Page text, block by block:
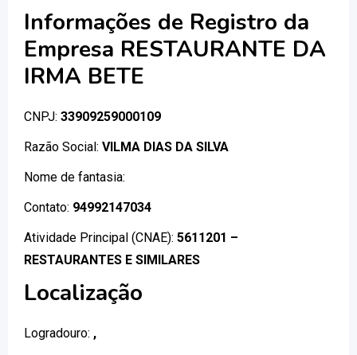
Informações de Registro da
Empresa RESTAURANTE DA
IRMA BETE
CNPJ: 33909259000109
Razão Social: VILMA DIAS DA SILVA
Nome de fantasia:
Contato: 94992147034
Atividade Principal (CNAE): 5611201 –
RESTAURANTES E SIMILARES
Localização
Logradouro: ,